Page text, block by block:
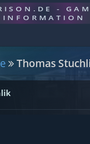
-
INFORMATION
Thomas